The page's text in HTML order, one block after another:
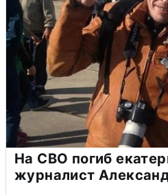
На СВО погиб
журналист